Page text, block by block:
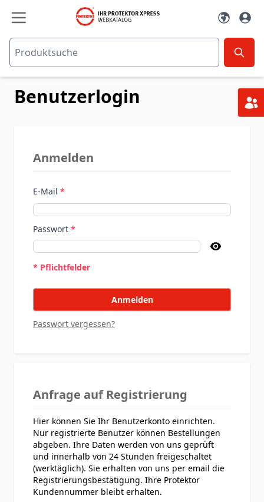
Zum Inhalt springen
Benutzerlogin
Anmelden
E-Mail
Passwort
* Pflichtfelder
Anmelden
Passwort vergessen?
Anfrage auf Registrierung
Hier können Sie Ihr Benutzerkonto einrichten.
Nur registrierte Benutzer können Bestellungen
abgeben. Ihre Daten werden von uns geprüft
und innerhalb von 24 Stunden freigeschaltet
(werktäglich). Sie erhalten von uns per email die
Registrierungsbestätigung. Ihre Protektor
Kundennummer bleibt erhalten.